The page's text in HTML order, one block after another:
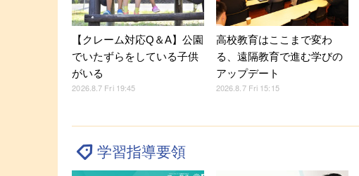
【クレーム対応Q＆A】公園
でいたずらをしている子供
がいる
2026.8.7 Fri 19:45
高校教育はここまで変わ
る、遠隔教育で進む学びの
アップデート
2026.8.7 Fri 15:15
学習指導要領